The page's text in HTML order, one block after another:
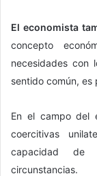
El economista
concepto
necesidades con
sentido común, es
En el campo del
coercitivas
capacidad de
circunstancias.